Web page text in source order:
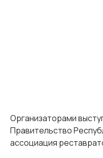
Организаторами
Правительство
ассоциация